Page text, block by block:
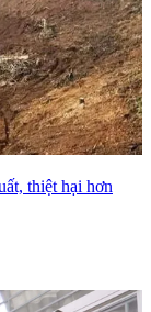
thiệt hại hơn